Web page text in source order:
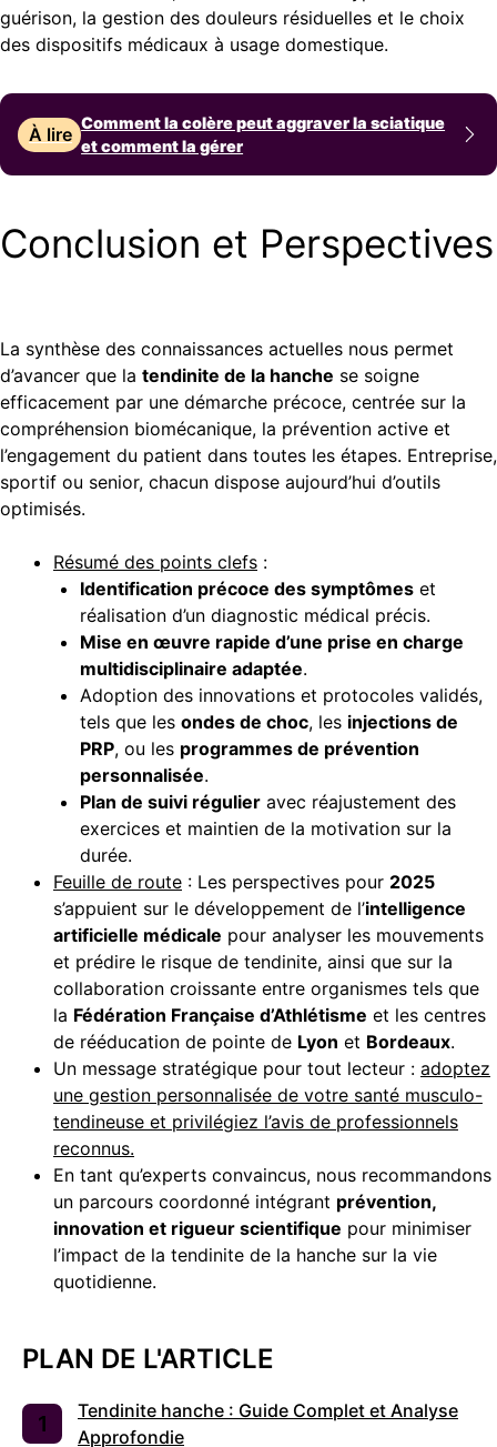
guérison, la gestion des douleurs résiduelles et le choix
des dispositifs médicaux à usage domestique.
À lire
Comment la colère peut aggraver la sciatique
et comment la gérer
Conclusion et Perspectives
La synthèse des connaissances actuelles nous permet
d’avancer que la tendinite de la hanche se soigne
efficacement par une démarche précoce, centrée sur la
compréhension biomécanique, la prévention active et
l’engagement du patient dans toutes les étapes. Entreprise,
sportif ou senior, chacun dispose aujourd’hui d’outils
optimisés.
Résumé des points clefs :
Identification précoce des symptômes et
réalisation d’un diagnostic médical précis.
Mise en œuvre rapide d’une prise en charge
multidisciplinaire adaptée.
Adoption des innovations et protocoles validés,
tels que les ondes de choc, les injections de
PRP, ou les programmes de prévention
personnalisée.
Plan de suivi régulier avec réajustement des
exercices et maintien de la motivation sur la
durée.
Feuille de route : Les perspectives pour 2025
s’appuient sur le développement de l’intelligence
artificielle médicale pour analyser les mouvements
et prédire le risque de tendinite, ainsi que sur la
collaboration croissante entre organismes tels que
la Fédération Française d’Athlétisme et les centres
de rééducation de pointe de Lyon et Bordeaux.
Un message stratégique pour tout lecteur : adoptez
une gestion personnalisée de votre santé musculo-
tendineuse et privilégiez l’avis de professionnels
reconnus.
En tant qu’experts convaincus, nous recommandons
un parcours coordonné intégrant prévention,
innovation et rigueur scientifique pour minimiser
l’impact de la tendinite de la hanche sur la vie
quotidienne.
PLAN DE L'ARTICLE
Tendinite hanche : Guide Complet et Analyse
Approfondie